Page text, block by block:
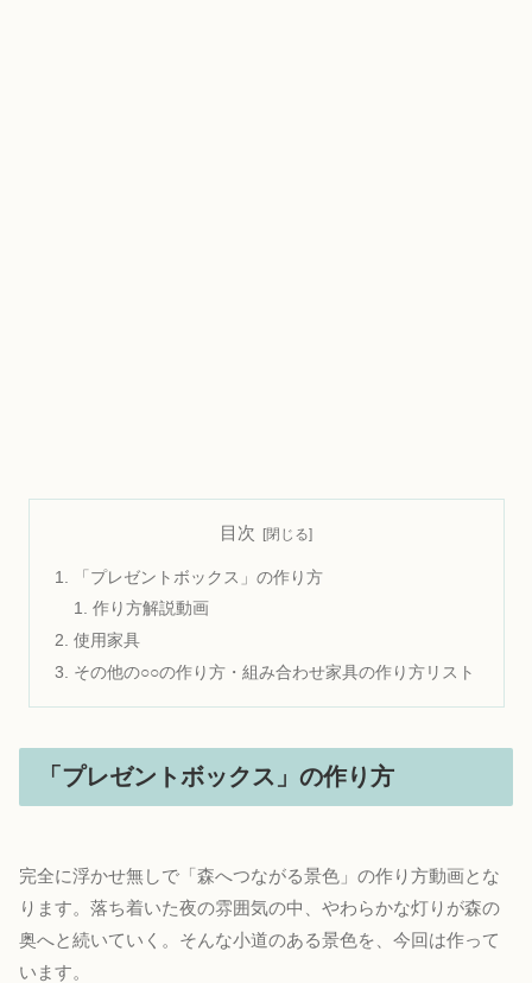
目次
「プレゼントボックス」の作り方
作り方解説動画
使用家具
その他の○○の作り方・組み合わせ家具の作り方リスト
「プレゼントボックス」の作り方
完全に浮かせ無しで「森へつながる景色」の作り方動画とな
ります。落ち着いた夜の雰囲気の中、やわらかな灯りが森の
奥へと続いていく。そんな小道のある景色を、今回は作って
います。